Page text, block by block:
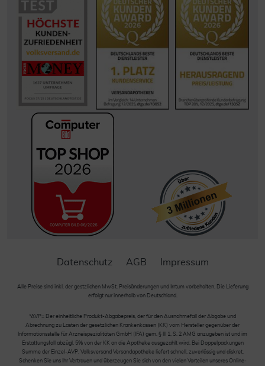
Datenschutz AGB Impressum
Alle Preise sind inkl. der gestzlichen MwSt. Preisänderungen und Irrtum vorbehalten. Die Lieferung
erfolgt nur innerhalb von Deutschland.
*AVP= Der einheitliche Produkt-Abgabepreis, der für den Ausnahmefall der Abgabe und
Abrechnung zu Lasten der gesetzlichen Krankenkassen (KK) vom Hersteller gegenüber der
Informationsstelle für Arzneispezialitäten GmbH (IFA) gem. § III 1, S. 2 AMG anzugeben ist und im
Erstattungsfall abzügl. 5% von der KK an die Apotheke ausgezahlt wird. Bei Doppelpackungen
Summe der Einzel-AVP. Volksversand Versandapotheke liefert schnell, zuverlässig und diskret.
Schenken Sie uns Ihr Vertrauen und überzeugen Sie sich von den vielen Vorteilen unseres Online-